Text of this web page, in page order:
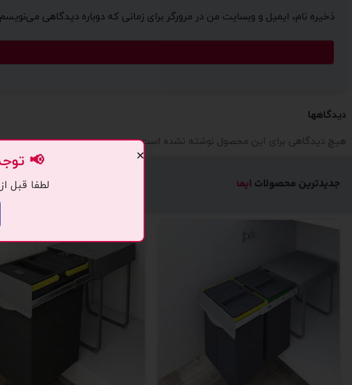
دیدگاهها
هیچ دیدگاهی برای این محصول نوشته نشده است.
ذخیره نام، ایمیل و وبسایت من در مرورگر برای زمانی که دوباره دیدگاهی
📢
لطفا قبل